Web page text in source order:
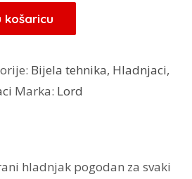
KM.
košaricu
Bijela tehnika, Hladnjaci,
Marka: Lord
hladnjak pogodan za svaki